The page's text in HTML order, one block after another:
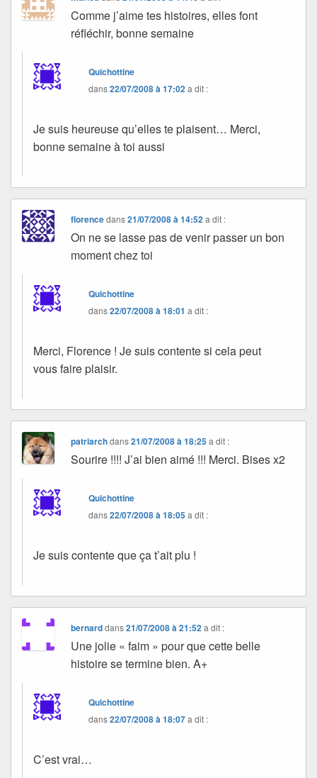
Comme j’aime tes histoires, elles font
réfléchir, bonne semaine
Quichottine
dans22/07/2008 à 17:02a dit :
Je suis heureuse qu’elles te plaisent… Merci,
bonne semaine à toi aussi
florencedans21/07/2008 à 14:52 a dit :
On ne se lasse pas de venir passer un bon
moment chez toi
Quichottine
dans22/07/2008 à 18:01 a dit :
Merci, Florence ! Je suis contente si cela peut
vous faire plaisir.
patriarchdans21/07/2008 à 18:25 a dit :
Sourire !!!! J’ai bien aimé !!! Merci. Bises x2
Quichottine
dans22/07/2008 à 18:05a dit :
Je suis contente que ça t’ait plu !
bernarddans21/07/2008 à 21:52 a dit :
Une jolie « faim » pour que cette belle
histoire se termine bien. A+
Quichottine
dans22/07/2008 à 18:07a dit :
C’est vrai…